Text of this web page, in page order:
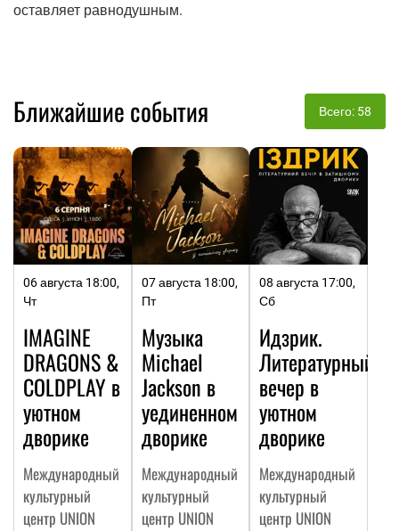
оставляет равнодушным.
Ближайшие события Всего: 58
06 августа 18:00,
Чт
IMAGINE
DRAGONS &
COLDPLAY в
уютном
дворике
Международный
культурный
центр UNION
07 августа 18:00,
Пт
Музыка
Michael
Jackson в
уединенном
дворике
Международный
культурный
центр UNION
08 августа 17:00,
Сб
Идзрик.
Литературный
вечер в
уютном
дворике
Международный
культурный
центр UNION